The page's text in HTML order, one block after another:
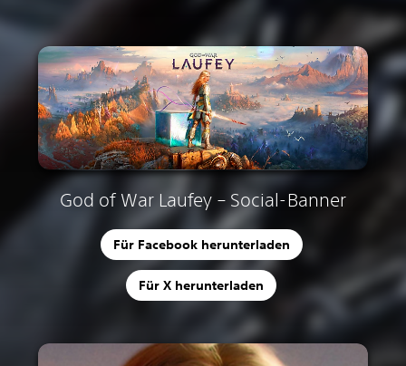
God of War Laufey – Social-Banner
Für Facebook herunterladen
Für X herunterladen